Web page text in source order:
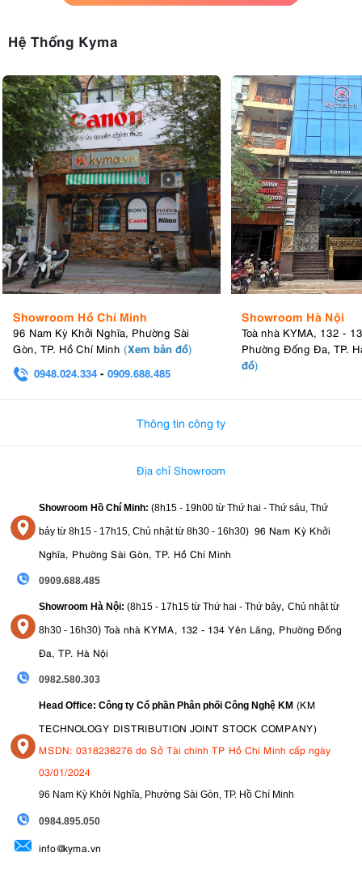
Hệ Thống Kyma
Showroom Hồ Chí Minh
96 Nam Kỳ Khởi Nghĩa, Phường Sài
Gòn, TP. Hồ Chí Minh (Xem bản đồ)
0948.024.334 - 0909.688.485
Showroom Hà Nội
Toà nhà KYMA, 132 -
Phường Đống Đa, TP.
đồ)
Thông tin công ty
Địa chỉ Showroom
Showroom Hồ Chí Minh: (8h15 - 19h00 từ Thứ hai - Thứ sáu, Thứ
bảy từ 8h15 - 17h15, Chủ nhật từ 8h30 - 16h30) 96 Nam Kỳ Khởi
Nghĩa, Phường Sài Gòn, TP. Hồ Chí Minh
0909.688.485
Showroom Hà Nội: (8h15 - 17h15 từ Thứ hai - Thứ bảy, Chủ nhật từ
8h30 - 16h30) Toà nhà KYMA, 132 - 134 Yên Lãng, Phường Đống
Đa, TP. Hà Nội
0982.580.303
Head Office: Công ty Cổ phần Phân phối Công Nghệ KM (KM
TECHNOLOGY DISTRIBUTION JOINT STOCK COMPANY)
MSDN: 0318238276 do Sở Tài chính TP Hồ Chí Minh cấp ngày
03/01/2024
96 Nam Kỳ Khởi Nghĩa, Phường Sài Gòn, TP. Hồ Chí Minh
0984.895.050
info@kyma.vn